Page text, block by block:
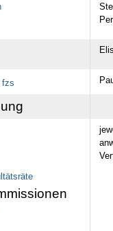
fzs